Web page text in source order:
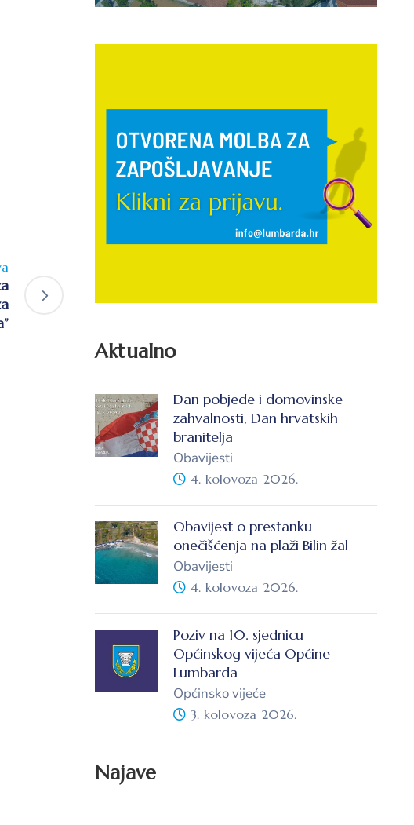
Aktualno
Dan pobjede i domovinske
zahvalnosti, Dan hrvatskih
branitelja
Obavijesti
4. kolovoza 2026.
Obavijest o prestanku
onečišćenja na plaži Bilin žal
Obavijesti
4. kolovoza 2026.
Poziv na 10. sjednicu
Općinskog vijeća Općine
Lumbarda
Općinsko vijeće
3. kolovoza 2026.
Najave